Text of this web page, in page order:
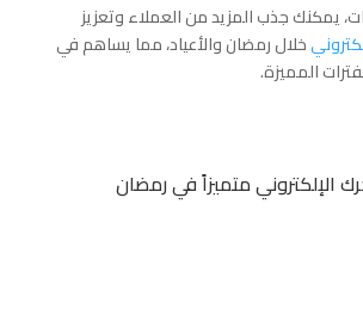
يمكنك جذب المزيد من العملاء وتعزيز
خلال رمضان والأعياد، مما يساهم في
المميزة.
الإلكتروني متميزاً في رمضان